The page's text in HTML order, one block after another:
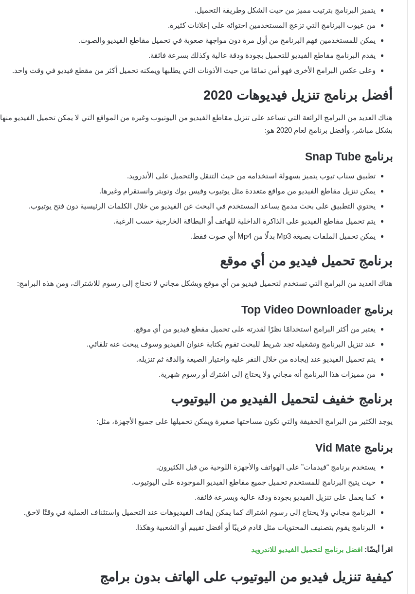
يتميز البرنامج بترتيب مميز من حيث الشكل وطريقة التحميل.
من عيوب البرنامج التي تزعج المستخدمين احتوائه على إعلانات كثيرة.
يمكن للمستخدمين فهم البرنامج من أول مرة دون مواجهة صعوبة في تحميل مقاطع الفيديو والصوت.
يقدم البرنامج مقاطع الفيديو للتحميل بجودة ودقة عالية وكذلك بسرعة فائقة.
وعلى عكس البرامج الأخرى فهو أمن تمامًا من حيث الأذونات التي يطلبها ويمكنه تحميل أكثر من مقطع فيديو في وقت واحد.
أفضل برنامج تنزيل فيديوهات 2020
هناك العديد من البرامج الرائعة التي تساعد على تنزيل مقاطع الفيديو من اليوتيوب وغيره من المواقع التي لا يمكن تحميل الفيديو منها
بشكل مباشر، وأفضل برنامج لعام 2020 هو:
برنامج Snap Tube
تطبيق سناب تيوب يتميز بسهولة استخدامه من حيث التنقل والتحميل على الأندرويد.
يمكن تنزيل مقاطع الفيديو من مواقع متعددة مثل يوتيوب وفيس بوك وتويتر وانستقرام وغيرها.
يحتوي التطبيق على بحث مدمج يساعد المستخدم في البحث عن الفيديو من خلال الكلمات الرئيسية دون فتح يوتيوب.
يتم تحميل مقاطع الفيديو على الذاكرة الداخلية للهاتف أو البطاقة الخارجية حسب الرغبة.
يمكن تحميل الملفات بصيغة Mp3 بدلًا من Mp4 أي صوت فقط.
برنامج تحميل فيديو من أي موقع
هناك العديد من البرامج التي تستخدم لتحميل فيديو من أي موقع وبشكل مجاني لا تحتاج إلى رسوم للاشتراك، ومن هذه البرامج:
برنامج Top Video Downloader
يعتبر من أكثر البرامج استخدامًا نظرًا لقدرته على تحميل مقطع فيديو من أي موقع.
عند تنزيل البرنامج وتشغيله تجد شريط للبحث تقوم بكتابة عنوان الفيديو وسوف يبحث عنه تلقائي.
يتم تحميل الفيديو عند إيجاده من خلال النقر عليه واختيار الصيغة والدقة ثم تنزيله.
من مميزات هذا البرنامج أنه مجاني ولا يحتاج إلى اشترك أو رسوم شهرية.
برنامج خفيف لتحميل الفيديو من اليوتيوب
يوجد الكثير من البرامج الخفيفة والتي تكون مساحتها صغيرة ويمكن تحميلها على جميع الأجهزة، مثل:
برنامج Vid Mate
يستخدم برنامج “فيدمات” على الهواتف والأجهزة اللوحية من قبل الكثيرون.
حيث يتيح البرنامج للمستخدم تحميل جميع مقاطع الفيديو الموجودة على اليوتيوب.
كما يعمل على تنزيل الفيديو بجودة ودقة عالية وبسرعة فائقة.
البرنامج مجاني ولا يحتاج إلى رسوم اشتراك كما يمكن إيقاف الفيديوهات عند التحميل واستئناف العملية في وقتًا لاحق.
البرنامج يقوم بتصنيف المحتويات مثل قادم قريبًا أو أفضل تقييم أو الشعبية وهكذا.
اقرأ أيضًا: افضل برنامج لتحميل الفيديو للاندرويد
كيفية تنزيل فيديو من اليوتيوب على الهاتف بدون برامج